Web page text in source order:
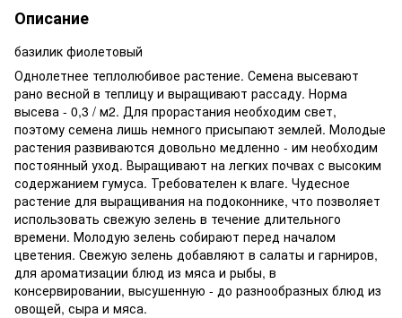
Описание
базилик фиолетовый
Однолетнее теплолюбивое растение. Семена высевают
рано весной в теплицу и выращивают рассаду. Норма
высева - 0,3 / м2. Для прорастания необходим свет,
поэтому семена лишь немного присыпают землей. Молодые
растения развиваются довольно медленно - им необходим
постоянный уход. Выращивают на легких почвах с высоким
содержанием гумуса. Требователен к влаге. Чудесное
растение для выращивания на подоконнике, что позволяет
использовать свежую зелень в течение длительного
времени. Молодую зелень собирают перед началом
цветения. Свежую зелень добавляют в салаты и гарниров,
для ароматизации блюд из мяса и рыбы, в
консервировании, высушенную - до разнообразных блюд из
овощей, сыра и мяса.